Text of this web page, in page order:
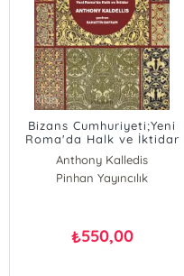
Bizans Cumhuriyeti;Yeni
Roma'da Halk ve İktidar
Anthony Kalledis
Pinhan Yayıncılık
₺550,00